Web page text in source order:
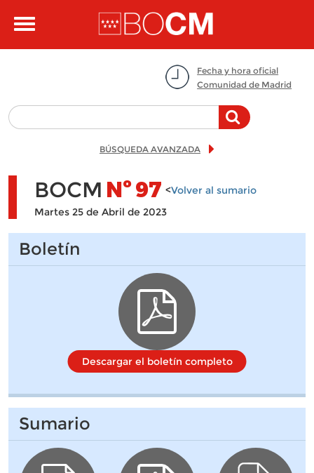
Toggle
Fecha y hora oficial
Comunidad de Madrid
BÚSQUEDA AVANZADA
BOCM Nº97 <Volver al sumario
Martes 25 de Abril de 2023
Boletín
Descargar el boletín completo
Sumario